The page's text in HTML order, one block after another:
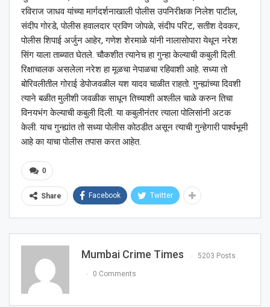
रविराज जाधव यांच्या मार्गदर्शनाखाली पोलीस उपनिरीक्षक निलेश पाटील,
संदीप गोरडे, पोलीस हवालदार प्रविण जोपळे, संदीप परिट, सतीश देवकर,
पोलीस शिपाई अर्जुन आहेर, गणेश शेरमाळे यांनी नालासोपारा येथून नरेश
सिंग याला ताब्यात घेतले. चौकशीत त्यानेच हा गुन्हा केल्याची कबुली दिली.
रिक्षाचालक असलेला नरेश हा मूळचा नेपाळचा रहिवाशी आहे. सध्या तो
बोरिवलीतील गोराई डेपोजवळील यश यादव चाळीत राहतो. गुन्ह्यांच्या दिवशी
त्याने बळीत मुलीशी जवळीक साधून तिच्याशी अश्‍लील चाळे करुन तिचा
विनयभंग केल्याची कबुली दिली. या कबुलीनंतर त्याला पोलिसांनी अटक
केली. याच गुन्ह्यांत तो सध्या पोलीस कोठडीत असून त्याची गुन्हेगारी पार्श्‍वभूमी
आहे का याचा पोलीस तपास करत आहेत.
0
Share Facebook Twitter
Mumbai Crime Times 5203 Posts
0 Comments